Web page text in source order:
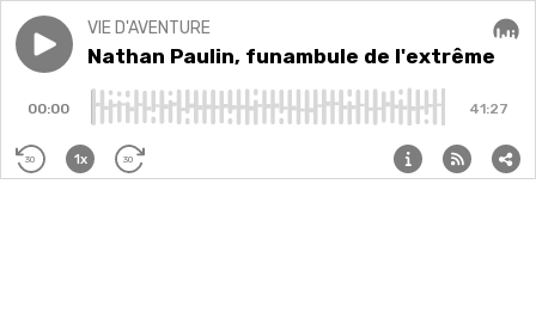
Play episodeNathan Paulin, funambule de l'extrême
VIE D'AVENTURE
Nathan Paulin, funambule de l'extrême
00:00 41:27
30 1x 30